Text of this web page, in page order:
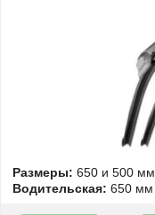
Размеры: 650 и 500 мм
Водительская: 650 мм